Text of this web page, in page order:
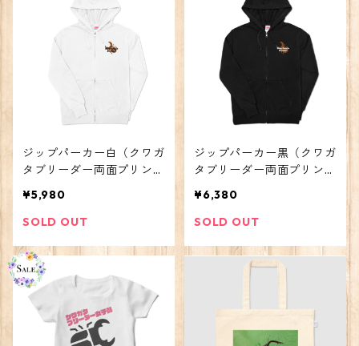
ジップパーカー白（クワガ
タブリーダー両面プリン
¥5,980
SOLD OUT
ジップパーカー黒（クワガ
タブリーダー両面プリン
¥6,380
SOLD OUT